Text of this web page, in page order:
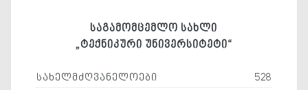
საგამომცემლო სახლი
„ტექნიკური უნივერსიტეტი“
სახელმძღვანელოები
528